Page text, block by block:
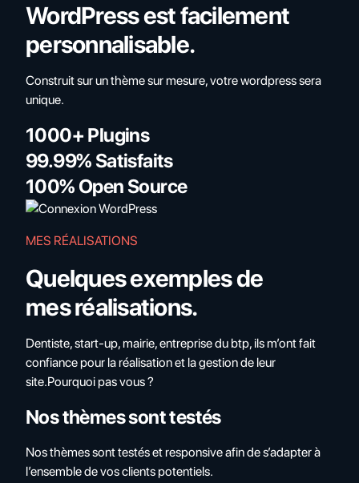
WordPress est facilement
personnalisable.
Construit sur un thème sur mesure, votre wordpress sera
unique.
1000+ Plugins
99.99% Satisfaits
100% Open Source
MES RÉALISATIONS
Quelques exemples de
mes réalisations.
Dentiste, start-up, mairie, entreprise du btp, ils m’ont fait
confiance pour la réalisation et la gestion de leur
site.Pourquoi pas vous ?
Nos thèmes sont testés
Nos thèmes sont testés et responsive afin de s’adapter à
l’ensemble de vos clients potentiels.